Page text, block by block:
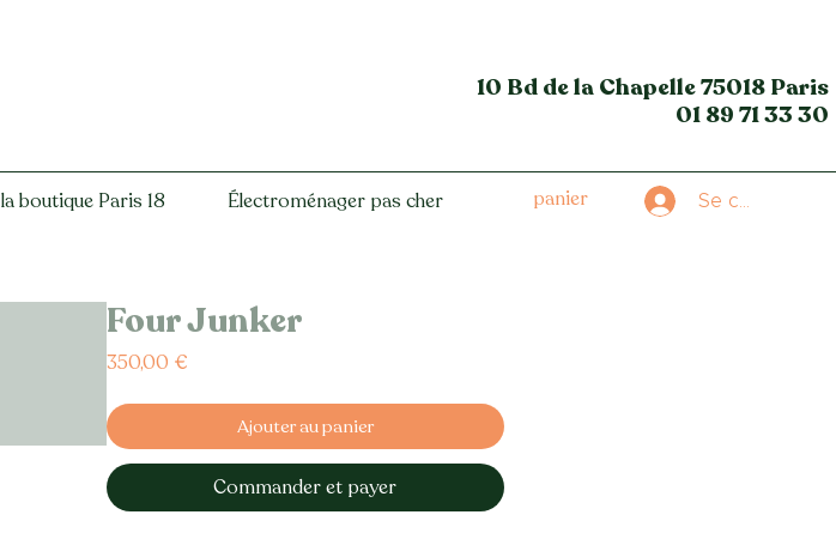
10 Bd de la Chapelle75018 Paris
01 89 71 33 30
la boutique Paris 18 Électroménager pas cher panier Se connecter
Four Junker
350,00 €Prix
Ajouter au panier
Commander et payer